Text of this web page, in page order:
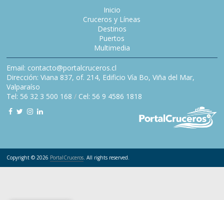
Inicio
Cruceros y Líneas
Destinos
Puertos
Multimedia
Email: contacto@portalcruceros.cl
Dirección: Viana 837, of. 214, Edificio Vía Bo, Viña del Mar,
Valparaíso
Tel: 56 32 3 500 168 / Cel: 56 9 4586 1818
Copyright © 2026 PortalCruceros. All rights reserved.